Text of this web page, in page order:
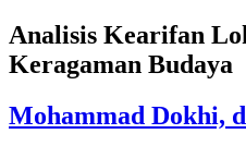
Analisis Kearifan
Keragaman Budaya
Mohammad Dokhi,